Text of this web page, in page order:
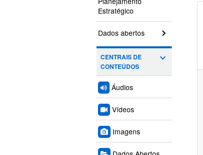
Estratégico
Dados abertos
CENTRAIS DE
CONTEÚDOS
Áudios
Vídeos
Imagens